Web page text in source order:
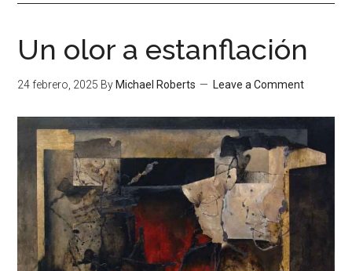
Un olor a estanflación
24 febrero, 2025 By Michael Roberts Leave a Comment